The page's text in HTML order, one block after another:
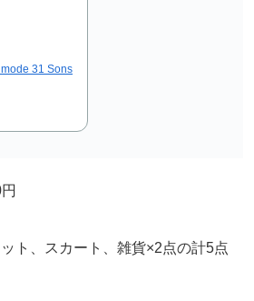
31 Sons
ト、スカート、雑貨×2点の計5点